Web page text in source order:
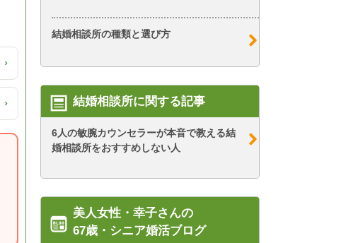
›
›
結婚相談所の種類と選び方
結婚相談所に関する記事
6人の敏腕カウンセラーが本音で教える結
婚相談所をおすすめしない人
美人女性・幸子さんの
67歳・シニア婚活ブログ